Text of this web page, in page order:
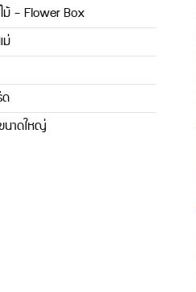
ม้ - Flower Box
ม่
นาดใหญ่